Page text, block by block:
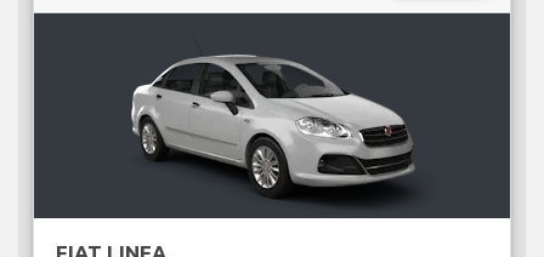
FIAT LINEA